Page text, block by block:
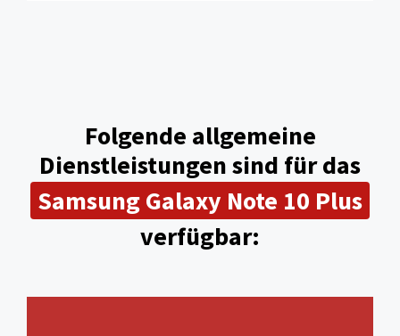
Folgende allgemeine
Dienstleistungen sind für das
Samsung Galaxy Note 10 Plus
verfügbar: